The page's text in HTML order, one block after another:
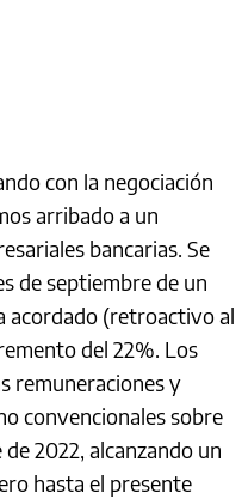
con la negociación
arribado a un
bancarias. Se
de septiembre de un
acordado (retroactivo al
del 22%. Los
remuneraciones y
convencionales sobre
2022, alcanzando un
hasta el presente